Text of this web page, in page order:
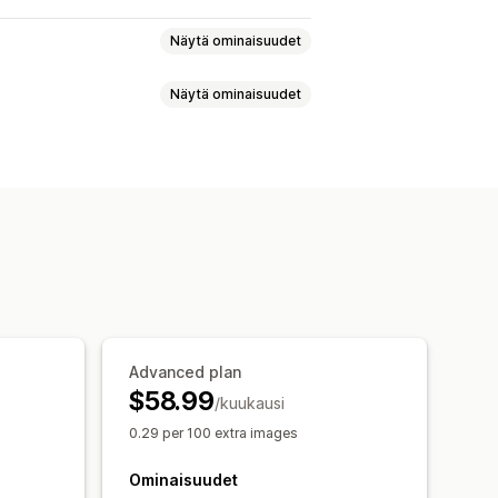
Näytä ominaisuudet
Näytä ominaisuudet
Nopeusanalyysi
Advanced plan
$58.99/kuukausi
0.29 per 100 extra images
Ominaisuudet